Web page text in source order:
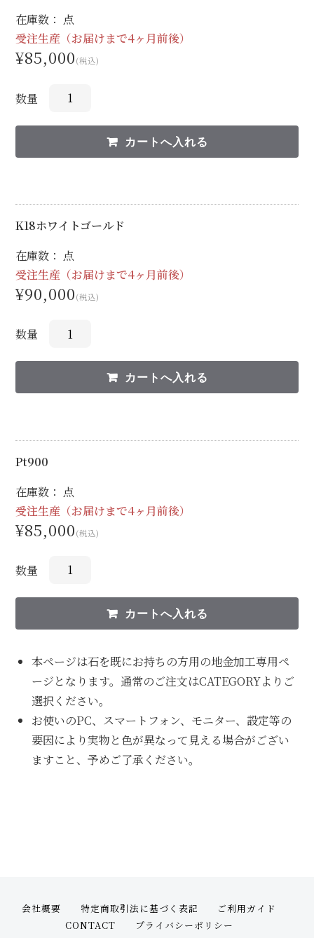
在庫数： 点
受注生産（お届けまで4ヶ月前後）
¥85,000(税込)
数量
K18ホワイトゴールド
在庫数： 点
受注生産（お届けまで4ヶ月前後）
¥90,000(税込)
数量
Pt900
在庫数： 点
受注生産（お届けまで4ヶ月前後）
¥85,000(税込)
数量
本ページは石を既にお持ちの方用の地金加工専用ペ
ージとなります。通常のご注文はCATEGORYよりご
選択ください。
お使いのPC、スマートフォン、モニター、設定等の
要因により実物と色が異なって見える場合がござい
ますこと、予めご了承ください。
会社概要 特定商取引法に基づく表記
ご利用ガイド
CONTACT
プライバシーポリシー